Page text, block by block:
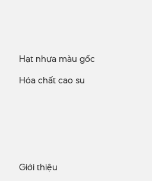
Hạt nhựa màu gốc
Hóa chất cao su
Giới thiệu